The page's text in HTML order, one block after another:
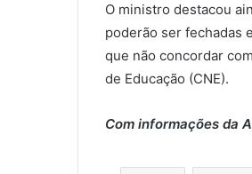
O ministro destacou
poderão ser fechadas
que não concordar
de Educação (CNE).
Com informações da